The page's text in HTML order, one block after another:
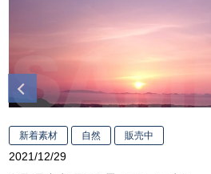
Previous
新着素材 自然 販売中
2021/12/29